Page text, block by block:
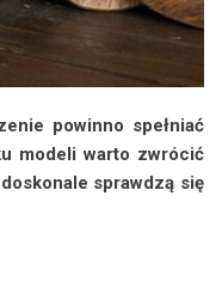
powinno spełniać
modeli warto zwrócić
sprawdzą się